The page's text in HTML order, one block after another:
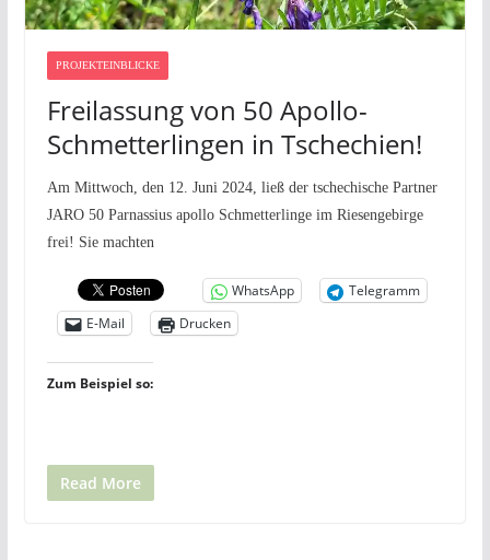
PROJEKTEINBLICKE
Freilassung von 50 Apollo-
Schmetterlingen in Tschechien!
Am Mittwoch, den 12. Juni 2024, ließ der tschechische Partner
JARO 50 Parnassius apollo Schmetterlinge im Riesengebirge
frei! Sie machten
WhatsApp
Telegramm
E-Mail
Drucken
Zum Beispiel so:
Read More